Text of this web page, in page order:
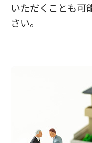
いただくことも可
さい。